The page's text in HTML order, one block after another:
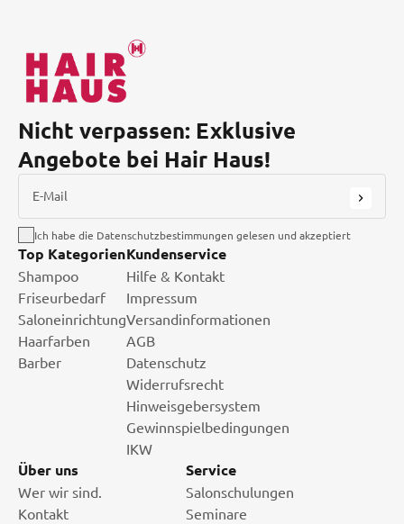
Nicht verpassen: Exklusive
Angebote bei Hair Haus!
E-Mail
Ich habe die Datenschutzbestimmungen gelesen und akzeptiert
Top Kategorien
Shampoo
Friseurbedarf
Saloneinrichtung
Haarfarben
Barber
Kundenservice
Hilfe & Kontakt
Impressum
Versandinformationen
AGB
Datenschutz
Widerrufsrecht
Hinweisgebersystem
Gewinnspielbedingungen
IKW
Über uns
Wer wir sind.
Kontakt
Service
Salonschulungen
Seminare